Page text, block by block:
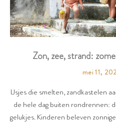
Zon, zee, strand:
mei 11,
IJsjes die smelten, zandkastelen
de hele dag buiten rondrennen:
gelukjes. Kinderen beleven